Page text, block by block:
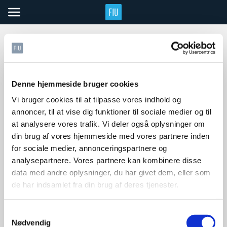
Denne hjemmeside bruger cookies
Vi bruger cookies til at tilpasse vores indhold og
annoncer, til at vise dig funktioner til sociale medier og til
at analysere vores trafik. Vi deler også oplysninger om
din brug af vores hjemmeside med vores partnere inden
for sociale medier, annonceringspartnere og
analysepartnere. Vores partnere kan kombinere disse
data med andre oplysninger, du har givet dem, eller som
de har indsamlet fra din brug af deres tjenester.
Nødvendig
Siden, du leder efter, blev
desværre ikke fundet!
Fejlen kan skyldes, at den indtastede adresse er
forkert, eller at siden ikke længere findes.
GÅ TIL FORSIDEN